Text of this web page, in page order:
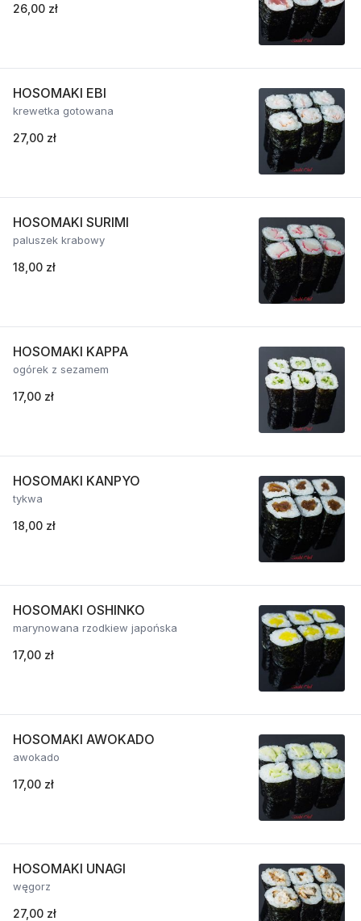
26,00 zł
HOSOMAKI EBI
krewetka gotowana
27,00 zł
HOSOMAKI SURIMI
paluszek krabowy
18,00 zł
HOSOMAKI KAPPA
ogórek z sezamem
17,00 zł
HOSOMAKI KANPYO
tykwa
18,00 zł
HOSOMAKI OSHINKO
marynowana rzodkiew japońska
17,00 zł
HOSOMAKI AWOKADO
awokado
17,00 zł
HOSOMAKI UNAGI
węgorz
27,00 zł